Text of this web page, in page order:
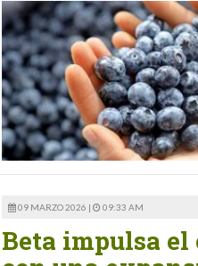
09 MARZO 2026 | 09:33 AM
Beta impulsa